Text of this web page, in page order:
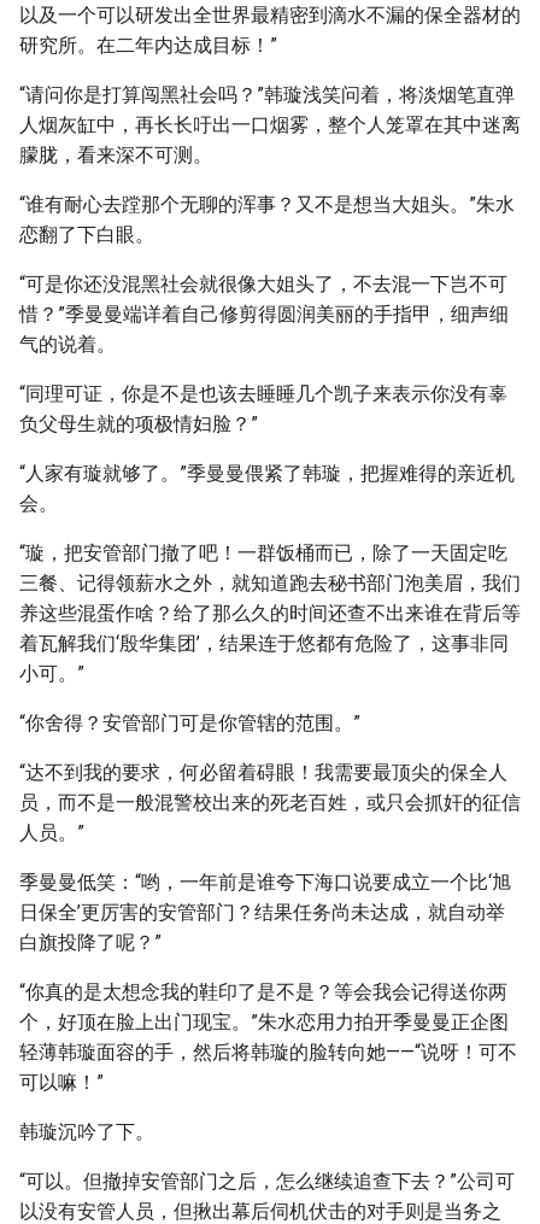
以及一个可以研发出全世界最精密到滴水不漏的保全器材的
研究所。在二年内达成目标！”
“请问你是打算闯黑社会吗？”韩璇浅笑问着，将淡烟笔直弹
人烟灰缸中，再长长吁出一口烟雾，整个人笼罩在其中迷离
朦胧，看来深不可测。
“谁有耐心去蹚那个无聊的浑事？又不是想当大姐头。”朱水
恋翻了下白眼。
“可是你还没混黑社会就很像大姐头了，不去混一下岂不可
惜？”季曼曼端详着自己修剪得圆润美丽的手指甲，细声细
气的说着。
“同理可证，你是不是也该去睡睡几个凯子来表示你没有辜
负父母生就的项极情妇脸？”
“人家有璇就够了。”季曼曼偎紧了韩璇，把握难得的亲近机
会。
“璇，把安管部门撤了吧！一群饭桶而已，除了一天固定吃
三餐、记得领薪水之外，就知道跑去秘书部门泡美眉，我们
养这些混蛋作啥？给了那么久的时间还查不出来谁在背后等
着瓦解我们‘殷华集团’，结果连于悠都有危险了，这事非同
小可。”
“你舍得？安管部门可是你管辖的范围。”
“达不到我的要求，何必留着碍眼！我需要最顶尖的保全人
员，而不是一般混警校出来的死老百姓，或只会抓奸的征信
人员。”
季曼曼低笑：“哟，一年前是谁夸下海口说要成立一个比‘旭
日保全’更厉害的安管部门？结果任务尚未达成，就自动举
白旗投降了呢？”
“你真的是太想念我的鞋印了是不是？等会我会记得送你两
个，好顶在脸上出门现宝。”朱水恋用力拍开季曼曼正企图
轻薄韩璇面容的手，然后将韩璇的脸转向她——“说呀！可不
可以嘛！”
韩璇沉吟了下。
“可以。但撤掉安管部门之后，怎么继续追查下去？”公司可
以没有安管人员，但揪出幕后伺机伏击的对手则是当务之